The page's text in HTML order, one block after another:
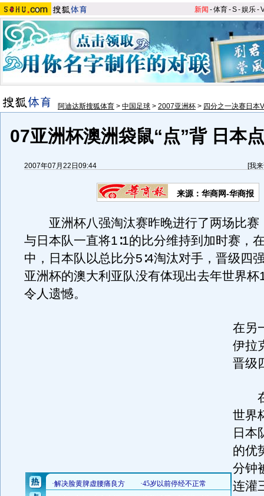
新闻 -体育-S-娱乐-
阿迪达斯搜狐体育 > 中国足球 > 2007亚洲杯 > 四分之一决赛日本
07亚洲杯澳洲袋鼠“点”背 日本
2007年07月22日09:44 [我
来源：华商网-华商报
亚洲杯八强淘汰赛昨晚进行了两场比赛
与日本队一直将1∶1的比分维持到加时赛，
中，日本队以总比分5∶4淘汰对手，晋级四
亚洲杯的澳大利亚队没有体现出去年世界杯
令人遗憾。
在另
伊拉
晋级
在
世界
日本
的优
分钟
连灌